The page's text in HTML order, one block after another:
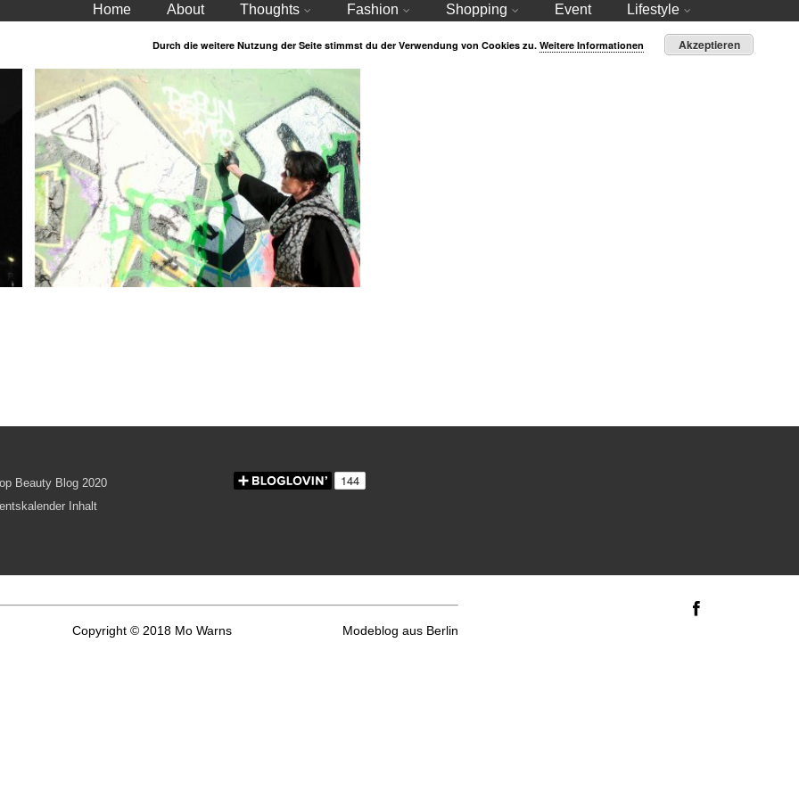
Home About Thoughts Fashion Shopping Event Lifestyle
Copyright © 2018 Mo Warns Modeblog aus Berlin
Durch die weitere Nutzung der Seite stimmst du der Verwendung von Cookies zu. Weitere Informationen Akzeptieren